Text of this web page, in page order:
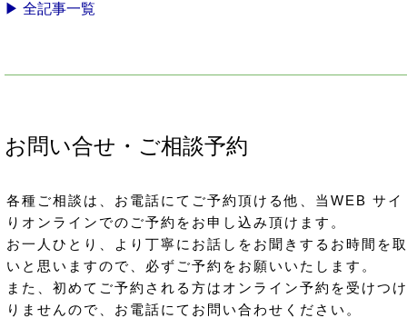
▶ 全記事一覧
お問い合せ・ご相談予約
各種ご相談は、お電話にてご予約頂ける他、当WEB サイ
りオンラインでのご予約をお申し込み頂けます。
お一人ひとり、より丁寧にお話しをお聞きするお時間を
いと思いますので、必ずご予約をお願いいたします。
また、初めてご予約される方はオンライン予約を受けつ
りませんので、お電話にてお問い合わせください。